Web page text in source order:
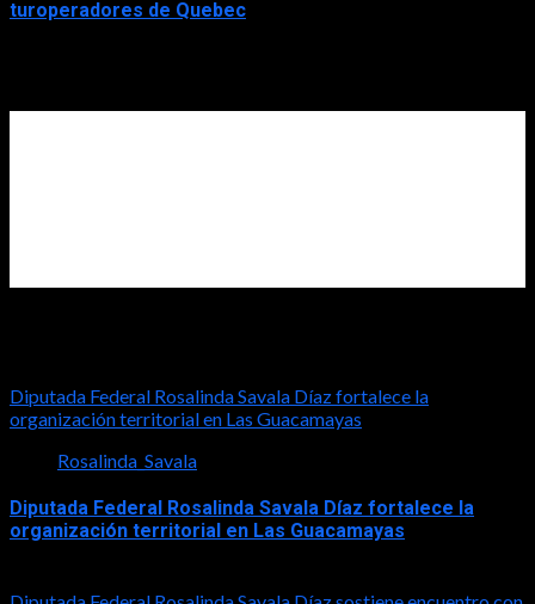
turoperadores de Quebec
Diputada Federal Rosalinda Savala Díaz fortalece la
organización territorial en Las Guacamayas
Rosalinda_Savala
Diputada Federal Rosalinda Savala Díaz fortalece la
organización territorial en Las Guacamayas